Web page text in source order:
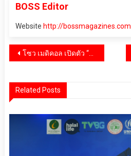
BOSS Editor
Website http://bossmagazines.com
แนะแนว
โซว เมดิคอล เปิดตัว “ไหมหงส์ชมพู YOURLINE” เทรนด์ความงามจากเกาหลี ยืนยันด้วยผลการวิจัยจากผู้ใช้จริง
Related Posts